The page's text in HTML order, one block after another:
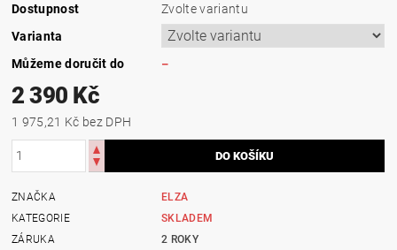
Dostupnost
Zvolte variantu
Varianta
Můžeme doručit do
–
2 390 Kč
1 975,21 Kč bez DPH
ZNAČKA
ELZA
KATEGORIE
SKLADEM
ZÁRUKA
2 ROKY